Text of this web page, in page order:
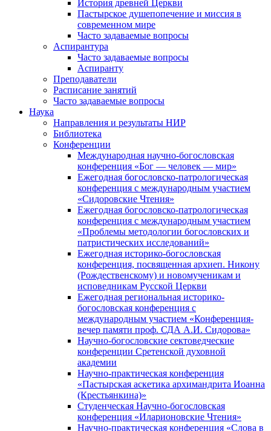
История древней Церкви
Пастырское душепопечение и миссия в
современном мире
Часто задаваемые вопросы
Аспирантура
Часто задаваемые вопросы
Аспиранту
Преподаватели
Расписание занятий
Часто задаваемые вопросы
Наука
Направления и результаты НИР
Библиотека
Конференции
Международная научно-богословская
конференция «Бог — человек — мир»
Ежегодная богословско-патрологическая
конференция с международным участием
«Сидоровские Чтения»
Ежегодная богословско-патрологическая
конференция с международным участием
«Проблемы методологии богословских и
патристических исследований»
Ежегодная историко-богословская
конференция, посвященная архиеп. Никону
(Рождественскому) и новомученикам и
исповедникам Русской Церкви
Ежегодная региональная историко-
богословская конференция с
международным участием «Конференция-
вечер памяти проф. СДА А.И. Сидорова»
Научно-богословские сектоведческие
конференции Сретенской духовной
академии
Научно-практическая конференция
«Пастырская аскетика архимандрита Иоанна
(Крестьянкина)»
Студенческая Научно-богословская
конференция «Иларионовские Чтения»
Научно-практическая конференция «Cлова в